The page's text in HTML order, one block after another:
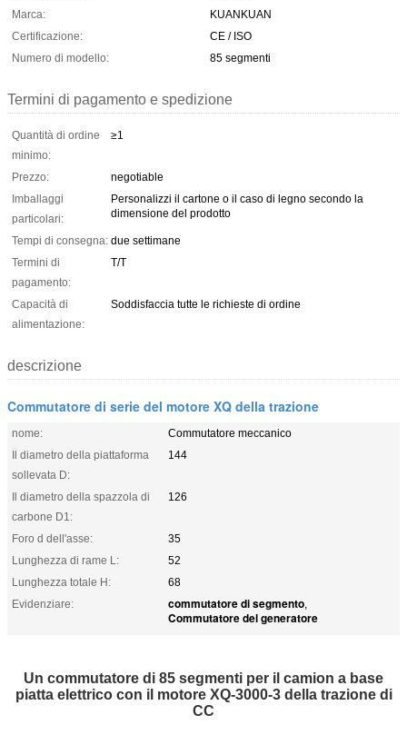
Marca:
KUANKUAN
Certificazione:
CE / ISO
Numero di modello:
85 segmenti
Termini di pagamento e spedizione
Quantità di ordine
minimo:
≥1
Prezzo:
negotiable
Imballaggi
particolari:
Personalizzi il cartone o il caso di legno secondo la
dimensione del prodotto
Tempi di consegna: due settimane
Termini di
pagamento:
T/T
Capacità di
alimentazione:
Soddisfaccia tutte le richieste di ordine
descrizione
Commutatore di serie del motore XQ della trazione
nome:
Commutatore meccanico
Il diametro della piattaforma
sollevata D:
144
Il diametro della spazzola di
carbone D1:
126
Foro d dell'asse:
35
Lunghezza di rame L:
52
Lunghezza totale H:
68
Evidenziare:
commutatore di segmento,
Commutatore del generatore
Un commutatore di 85 segmenti per il camion a base
piatta elettrico con il motore XQ-3000-3 della trazione di
CC